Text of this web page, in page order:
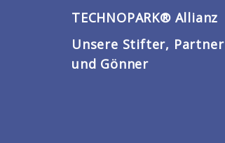
TECHNOPARK® Allianz
Unsere Stifter, Partner
und Gönner